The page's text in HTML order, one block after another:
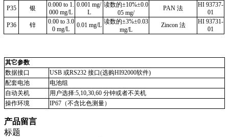
P35
银
0.000 to 1.
000 mg/L
0.001 mg/
L
读数的±10%±0.0
05 mg/
PAN 法
HI 93737-
01
P36
锌
0.00 to 3.0
0 mg/L
0.01 mg/L 读数的±3%±0.03
mg/L
Zincon 法
HI 93731-
01
其它参数
数据接口
USB 或RS232 接口(选购HI92000软件)
配套电池
电池组
自动关机
用户选择:5,10,30,60 分钟或者不关机
操作环境
IP67（不含比色测量）
产品留言
标题